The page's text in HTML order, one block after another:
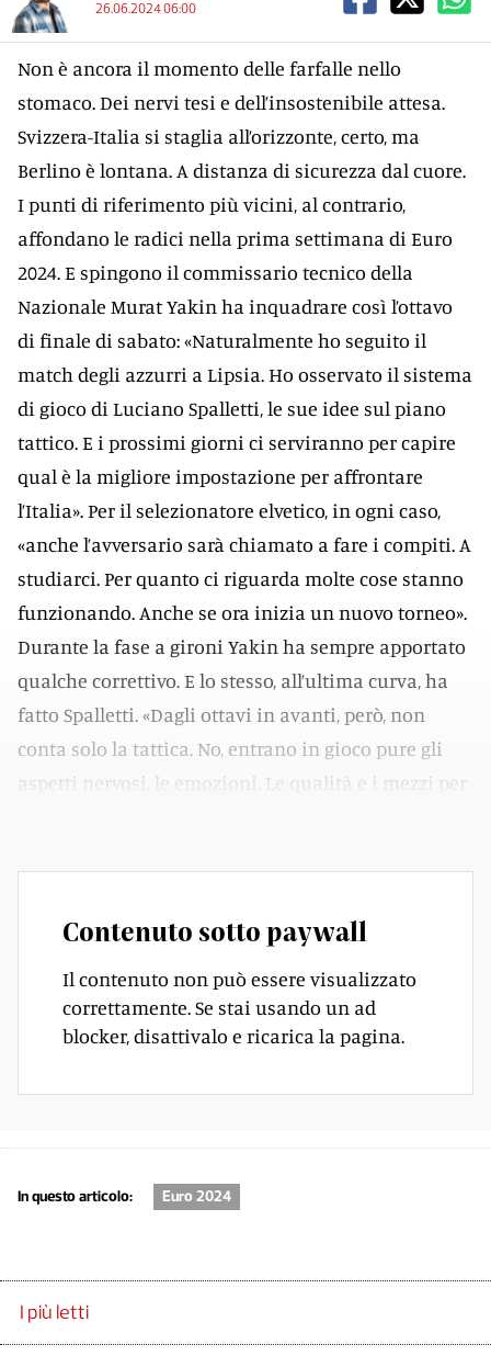
26.06.2024 06:00
Non è ancora il momento delle farfalle nello
stomaco. Dei nervi tesi e dell’insostenibile attesa.
Svizzera-Italia si staglia all’orizzonte, certo, ma
Berlino è lontana. A distanza di sicurezza dal cuore.
I punti di riferimento più vicini, al contrario,
affondano le radici nella prima settimana di Euro
2024. E spingono il commissario tecnico della
Nazionale Murat Yakin ha inquadrare così l’ottavo
di finale di sabato: «Naturalmente ho seguito il
match degli azzurri a Lipsia. Ho osservato il sistema
di gioco di Luciano Spalletti, le sue idee sul piano
tattico. E i prossimi giorni ci serviranno per capire
qual è la migliore impostazione per affrontare
l’Italia». Per il selezionatore elvetico, in ogni caso,
«anche l’avversario sarà chiamato a fare i compiti. A
studiarci. Per quanto ci riguarda molte cose stanno
funzionando. Anche se ora inizia un nuovo torneo».
Durante la fase a gironi Yakin ha sempre apportato
qualche correttivo. E lo stesso, all’ultima curva, ha
fatto Spalletti. «Dagli ottavi in avanti, però, non
conta solo la tattica. No, entrano in gioco pure gli
aspetti nervosi, le emozioni. Le qualità e i mezzi per
Contenuto sotto paywall
Il contenuto non può essere visualizzato
correttamente. Se stai usando un ad
blocker, disattivalo e ricarica la pagina.
In questo articolo: Euro 2024
I più letti